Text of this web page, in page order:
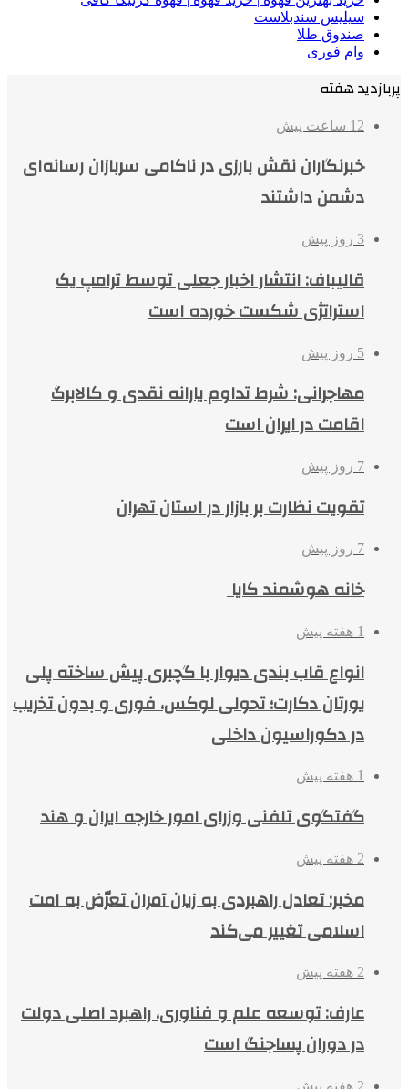
سیلیس سندبلاست
صندوق طلا
وام فوری
پربازدید هفته
12 ساعت پیش
خبرنگاران نقش بارزی در ناکامی سربازان رسانه‌ای
دشمن داشتند
3 روز پیش
قالیباف: انتشار اخبار جعلی توسط ترامپ یک
استراتژی شکست خورده است
5 روز پیش
مهاجرانی: شرط تداوم یارانه نقدی و کالابرگ
اقامت در ایران است
7 روز پیش
تقویت نظارت بر بازار در استان تهران
7 روز پیش
خانه هوشمند کایا
1 هفته پیش
انواع قاب بندی دیوار با گچبری پیش ساخته پلی
یورتان دکارت؛ تحولی لوکس، فوری و بدون تخریب
در دکوراسیون داخلی
1 هفته پیش
گفتگوی تلفنی وزرای امور خارجه ایران و هند
2 هفته پیش
مخبر: تعادل راهبردی به زیان آمران تعرّض به امت
اسلامی تغییر می‌کند
2 هفته پیش
عارف: توسعه علم و فناوری، راهبرد اصلی دولت
در دوران پساجنگ است
2 هفته پیش